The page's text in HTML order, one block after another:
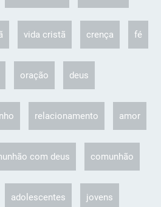
vida cristã crença fé
oração deus
relacionamento amor
com deus comunhão
adolescentes jovens